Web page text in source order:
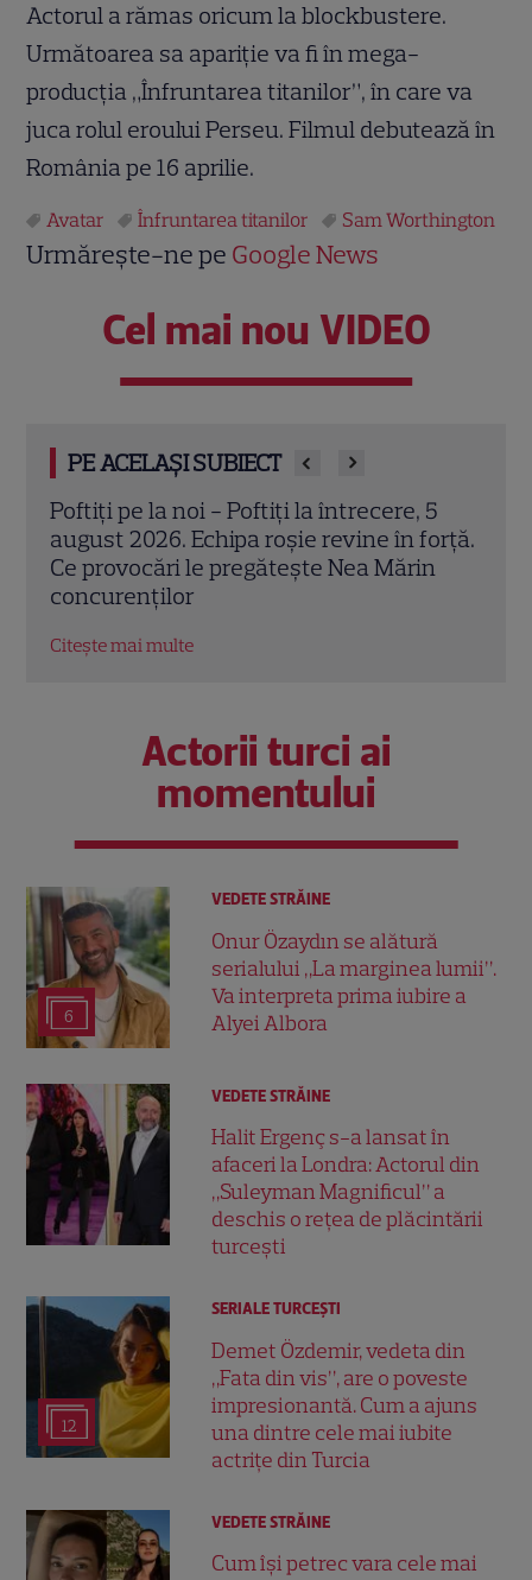
Actorul a rămas oricum la blockbustere.
Următoarea sa apariţie va fi în mega-
producţia „Înfruntarea titanilor”, în care va
juca rolul eroului Perseu. Filmul debutează în
România pe 16 aprilie.
Avatar Înfruntarea titanilor Sam Worthington
Urmărește-ne pe Google News
Cel mai nou VIDEO
PE ACELAȘI SUBIECT
La Vuelta și US Open, vedetele lunii
august la Eurosport. Programul
competițiilor transmise în direct
Citește mai multe
Actorii turci ai
momentului
6
VEDETE STRĂINE
Onur Özaydın se alătură
serialului „La marginea lumii”.
Va interpreta prima iubire a
Alyei Albora
VEDETE STRĂINE
Halit Ergenç s-a lansat în
afaceri la Londra: Actorul din
„Suleyman Magnificul” a
deschis o rețea de plăcintării
turcești
12
SERIALE TURCEŞTI
Demet Özdemir, vedeta din
„Fata din vis”, are o poveste
impresionantă. Cum a ajuns
una dintre cele mai iubite
actrițe din Turcia
VEDETE STRĂINE
Cum își petrec vara cele mai